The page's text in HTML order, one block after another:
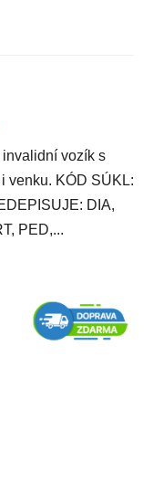
vozík s
venku. KÓD SÚKL:
DIA,
PED,...